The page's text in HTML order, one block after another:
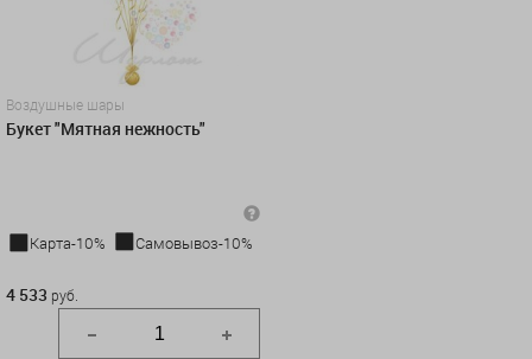
Воздушные шары
Букет "Мятная нежность"
Карта-10%
Самовывоз-10%
4 533 руб.